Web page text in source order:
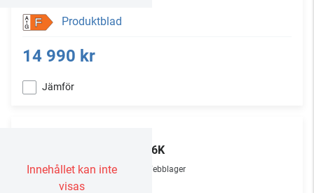
F Produktblad
14 990 kr
Jämför
Innehållet kan inte
visas
50C6K
Webblager